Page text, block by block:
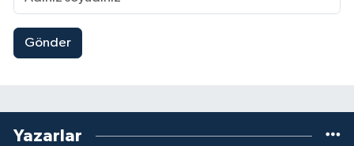
Gönder
Yazarlar